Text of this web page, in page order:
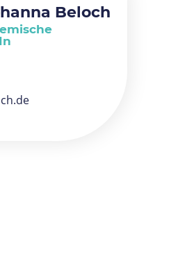
Beloch